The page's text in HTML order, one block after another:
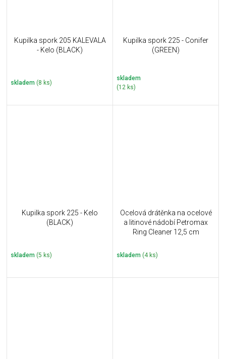
Kupilka spork 205 KALEVALA
- Kelo (BLACK)
skladem (8 ks)
Kupilka spork 225 - Conifer
(GREEN)
skladem
(12 ks)
Kupilka spork 225 - Kelo
(BLACK)
skladem (5 ks)
Ocelová drátěnka na ocelové
a litinové nádobí Petromax
Ring Cleaner 12,5 cm
skladem (4 ks)